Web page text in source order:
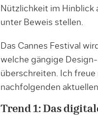
Nützlichkeit im Hinblick
unter Beweis stellen.
Das Cannes Festival
welche gängige
überschreiten. Ich
nachfolgenden
Trend 1: Das